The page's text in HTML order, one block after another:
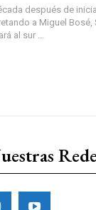
después de
a Miguel Bosé,
al sur ...